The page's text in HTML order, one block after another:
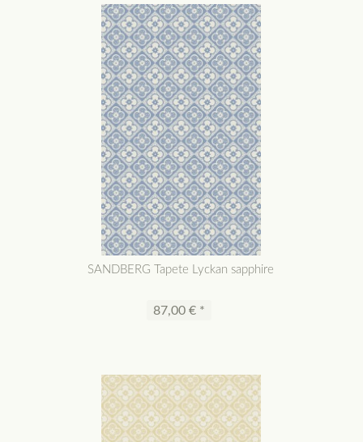
SANDBERG Tapete Lyckan sapphire
87,00 € *